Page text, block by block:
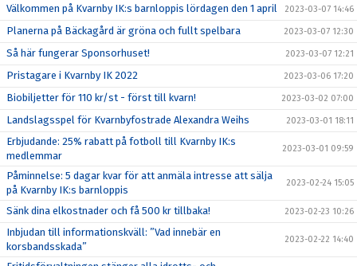
Välkommen på Kvarnby IK:s barnloppis lördagen den 1 april 2023-03-07 14:46
Planerna på Bäckagård är gröna och fullt spelbara 2023-03-07 12:30
Så här fungerar Sponsorhuset! 2023-03-07 12:21
Pristagare i Kvarnby IK 2022 2023-03-06 17:20
Biobiljetter för 110 kr/st - först till kvarn! 2023-03-02 07:00
Landslagsspel för Kvarnbyfostrade Alexandra Weihs 2023-03-01 18:11
Erbjudande: 25% rabatt på fotboll till Kvarnby IK:s
medlemmar
2023-03-01 09:59
Påminnelse: 5 dagar kvar för att anmäla intresse att sälja
på Kvarnby IK:s barnloppis
2023-02-24 15:05
Sänk dina elkostnader och få 500 kr tillbaka! 2023-02-23 10:26
Inbjudan till informationskväll: ”Vad innebär en
korsbandsskada”
2023-02-22 14:40